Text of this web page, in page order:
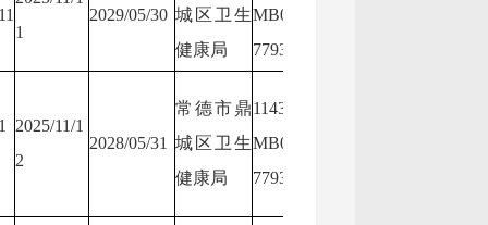
1
2029/05/30 城区卫生
健康局
MB0N88
7793
2025/11/1
2
2028/05/31
常德市鼎
城区卫生
健康局
11430703
MB0N88
7793